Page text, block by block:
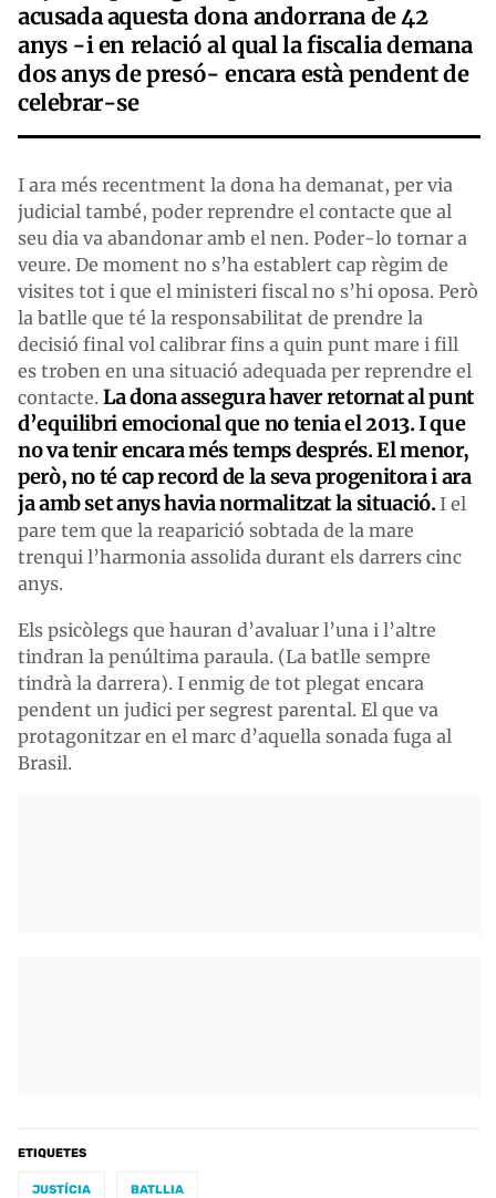
acusada aquesta dona andorrana de 42
anys -i en relació al qual la fiscalia demana
dos anys de presó- encara està pendent de
celebrar-se
I ara més recentment la dona ha demanat, per via
judicial també, poder reprendre el contacte que al
seu dia va abandonar amb el nen. Poder-lo tornar a
veure. De moment no s’ha establert cap règim de
visites tot i que el ministeri fiscal no s’hi oposa. Però
la batlle que té la responsabilitat de prendre la
decisió final vol calibrar fins a quin punt mare i fill
es troben en una situació adequada per reprendre el
contacte. La dona assegura haver retornat al punt
d’equilibri emocional que no tenia el 2013. I que
no va tenir encara més temps després. El menor,
però, no té cap record de la seva progenitora i ara
ja amb set anys havia normalitzat la situació. I el
pare tem que la reaparició sobtada de la mare
trenqui l’harmonia assolida durant els darrers cinc
anys.
Els psicòlegs que hauran d’avaluar l’una i l’altre
tindran la penúltima paraula. (La batlle sempre
tindrà la darrera). I enmig de tot plegat encara
pendent un judici per segrest parental. El que va
protagonitzar en el marc d’aquella sonada fuga al
Brasil.
ETIQUETES
JUSTÍCIA BATLLIA